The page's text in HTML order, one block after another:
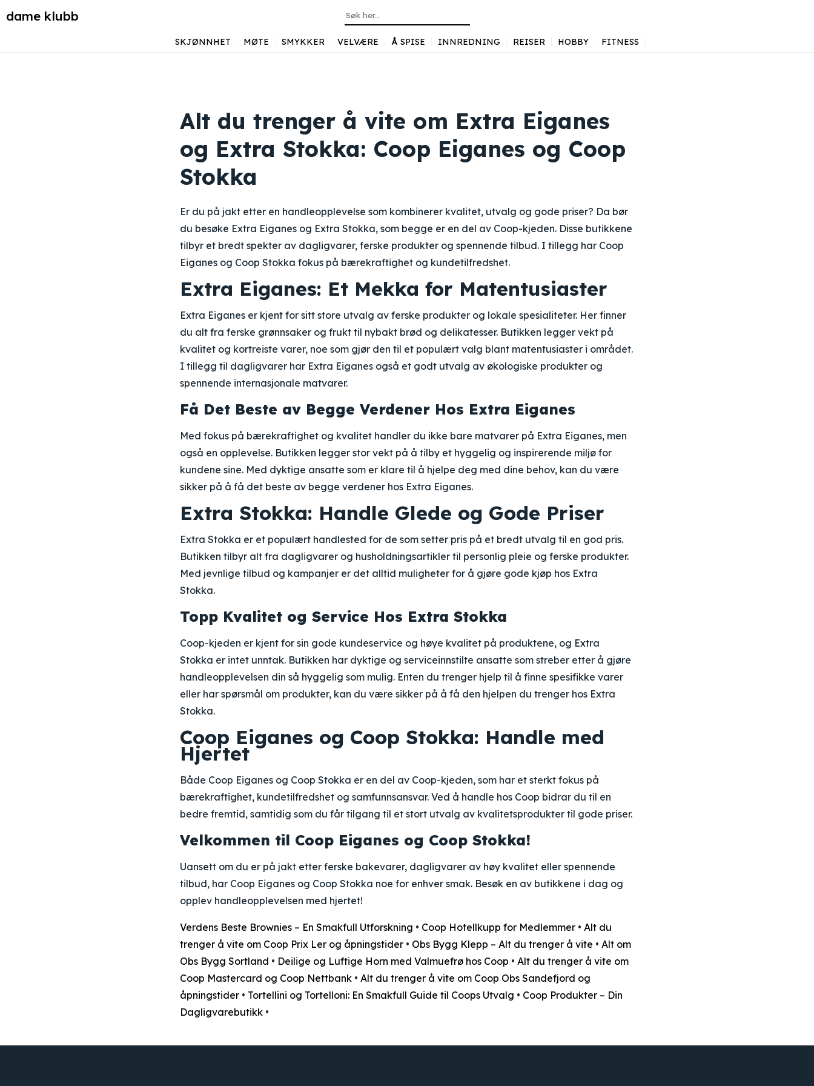
dame klubb
SKJØNNHET MØTE SMYKKER VELVÆRE Å SPISE INNREDNING REISER HOBBY FITNESS
Alt du trenger å vite om Extra Eiganes
og Extra Stokka: Coop Eiganes og Coop
Stokka
Er du på jakt etter en handleopplevelse som kombinerer kvalitet, utvalg og gode priser? Da bør
du besøke Extra Eiganes og Extra Stokka, som begge er en del av Coop-kjeden. Disse butikkene
tilbyr et bredt spekter av dagligvarer, ferske produkter og spennende tilbud. I tillegg har Coop
Eiganes og Coop Stokka fokus på bærekraftighet og kundetilfredshet.
Extra Eiganes: Et Mekka for Matentusiaster
Extra Eiganes er kjent for sitt store utvalg av ferske produkter og lokale spesialiteter. Her finner
du alt fra ferske grønnsaker og frukt til nybakt brød og delikatesser. Butikken legger vekt på
kvalitet og kortreiste varer, noe som gjør den til et populært valg blant matentusiaster i området.
I tillegg til dagligvarer har Extra Eiganes også et godt utvalg av økologiske produkter og
spennende internasjonale matvarer.
Få Det Beste av Begge Verdener Hos Extra Eiganes
Med fokus på bærekraftighet og kvalitet handler du ikke bare matvarer på Extra Eiganes, men
også en opplevelse. Butikken legger stor vekt på å tilby et hyggelig og inspirerende miljø for
kundene sine. Med dyktige ansatte som er klare til å hjelpe deg med dine behov, kan du være
sikker på å få det beste av begge verdener hos Extra Eiganes.
Extra Stokka: Handle Glede og Gode Priser
Extra Stokka er et populært handlested for de som setter pris på et bredt utvalg til en god pris.
Butikken tilbyr alt fra dagligvarer og husholdningsartikler til personlig pleie og ferske produkter.
Med jevnlige tilbud og kampanjer er det alltid muligheter for å gjøre gode kjøp hos Extra
Stokka.
Topp Kvalitet og Service Hos Extra Stokka
Coop-kjeden er kjent for sin gode kundeservice og høye kvalitet på produktene, og Extra
Stokka er intet unntak. Butikken har dyktige og serviceinnstilte ansatte som streber etter å gjøre
handleopplevelsen din så hyggelig som mulig. Enten du trenger hjelp til å finne spesifikke varer
eller har spørsmål om produkter, kan du være sikker på å få den hjelpen du trenger hos Extra
Stokka.
Coop Eiganes og Coop Stokka: Handle med
Hjertet
Både Coop Eiganes og Coop Stokka er en del av Coop-kjeden, som har et sterkt fokus på
bærekraftighet, kundetilfredshet og samfunnsansvar. Ved å handle hos Coop bidrar du til en
bedre fremtid, samtidig som du får tilgang til et stort utvalg av kvalitetsprodukter til gode priser.
Velkommen til Coop Eiganes og Coop Stokka!
Uansett om du er på jakt etter ferske bakevarer, dagligvarer av høy kvalitet eller spennende
tilbud, har Coop Eiganes og Coop Stokka noe for enhver smak. Besøk en av butikkene i dag og
opplev handleopplevelsen med hjertet!
Verdens Beste Brownies – En Smakfull Utforskning • Coop Hotellkupp for Medlemmer • Alt du
trenger å vite om Coop Prix Ler og åpningstider • Obs Bygg Klepp – Alt du trenger å vite • Alt om
Obs Bygg Sortland • Deilige og Luftige Horn med Valmuefrø hos Coop • Alt du trenger å vite om
Coop Mastercard og Coop Nettbank • Alt du trenger å vite om Coop Obs Sandefjord og
åpningstider • Tortellini og Tortelloni: En Smakfull Guide til Coops Utvalg • Coop Produkter – Din
Dagligvarebutikk •